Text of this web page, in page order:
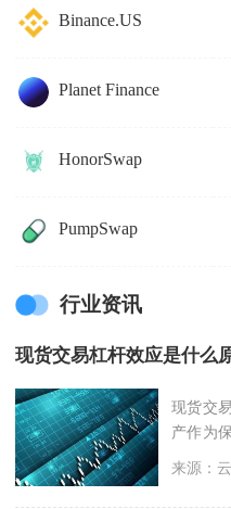
Binance.US
Planet Finance
HonorSwap
PumpSwap
行业资讯
现货交易杠杆效应是什么
现货交
产作为
币或标
来源：